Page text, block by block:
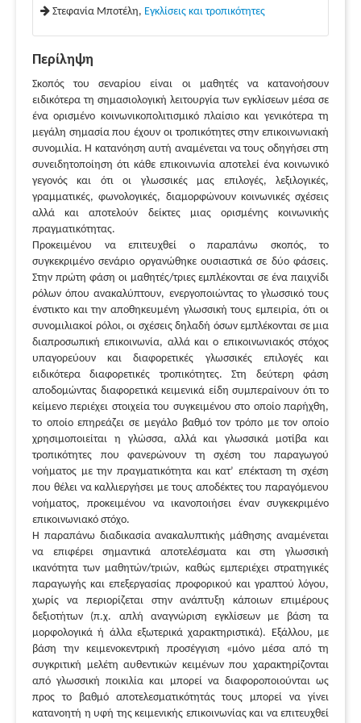
Στεφανία Μποτέλη, Εγκλίσεις και τροπικότητες
Περίληψη
Σκοπός του σεναρίου είναι οι μαθητές να κατανοήσουν
ειδικότερα τη σημασιολογική λειτουργία των εγκλίσεων μέσα σε
ένα ορισμένο κοινωνικοπολιτισμικό πλαίσιο και γενικότερα τη
μεγάλη σημασία που έχουν οι τροπικότητες στην επικοινωνιακή
συνομιλία. Η κατανόηση αυτή αναμένεται να τους οδηγήσει στη
συνειδητοποίηση ότι κάθε επικοινωνία αποτελεί ένα κοινωνικό
γεγονός και ότι οι γλωσσικές μας επιλογές, λεξιλογικές,
γραμματικές, φωνολογικές, διαμορφώνουν κοινωνικές σχέσεις
αλλά και αποτελούν δείκτες μιας ορισμένης κοινωνικής
πραγματικότητας.
Προκειμένου να επιτευχθεί ο παραπάνω σκοπός, το
συγκεκριμένο σενάριο οργανώθηκε ουσιαστικά σε δύο φάσεις.
Στην πρώτη φάση οι μαθητές/τριες εμπλέκονται σε ένα παιχνίδι
ρόλων όπου ανακαλύπτουν, ενεργοποιώντας το γλωσσικό τους
ένστικτο και την αποθηκευμένη γλωσσική τους εμπειρία, ότι οι
συνομιλιακοί ρόλοι, οι σχέσεις δηλαδή όσων εμπλέκονται σε μια
διαπροσωπική επικοινωνία, αλλά και ο επικοινωνιακός στόχος
υπαγορεύουν και διαφορετικές γλωσσικές επιλογές και
ειδικότερα διαφορετικές τροπικότητες. Στη δεύτερη φάση
αποδομώντας διαφορετικά κειμενικά είδη συμπεραίνουν ότι το
κείμενο περιέχει στοιχεία του συγκειμένου στο οποίο παρήχθη,
το οποίο επηρεάζει σε μεγάλο βαθμό τον τρόπο με τον οποίο
χρησιμοποιείται η γλώσσα, αλλά και γλωσσικά μοτίβα και
τροπικότητες που φανερώνουν τη σχέση του παραγωγού
νοήματος με την πραγματικότητα και κατ’ επέκταση τη σχέση
που θέλει να καλλιεργήσει με τους αποδέκτες του παραγόμενου
νοήματος, προκειμένου να ικανοποιήσει έναν συγκεκριμένο
επικοινωνιακό στόχο.
Η παραπάνω διαδικασία ανακαλυπτικής μάθησης αναμένεται
να επιφέρει σημαντικά αποτελέσματα και στη γλωσσική
ικανότητα των μαθητών/τριών, καθώς εμπεριέχει στρατηγικές
παραγωγής και επεξεργασίας προφορικού και γραπτού λόγου,
χωρίς να περιορίζεται στην ανάπτυξη κάποιων επιμέρους
δεξιοτήτων (π.χ. απλή αναγνώριση εγκλίσεων με βάση τα
μορφολογικά ή άλλα εξωτερικά χαρακτηριστικά). Εξάλλου, με
βάση την κειμενοκεντρική προσέγγιση «μόνο μέσα από τη
συγκριτική μελέτη αυθεντικών κειμένων που χαρακτηρίζονται
από γλωσσική ποικιλία και μπορεί να διαφοροποιούνται ως
προς το βαθμό αποτελεσματικότητάς τους μπορεί να γίνει
κατανοητή η υφή της κειμενικής επικοινωνίας και να επιτευχθεί